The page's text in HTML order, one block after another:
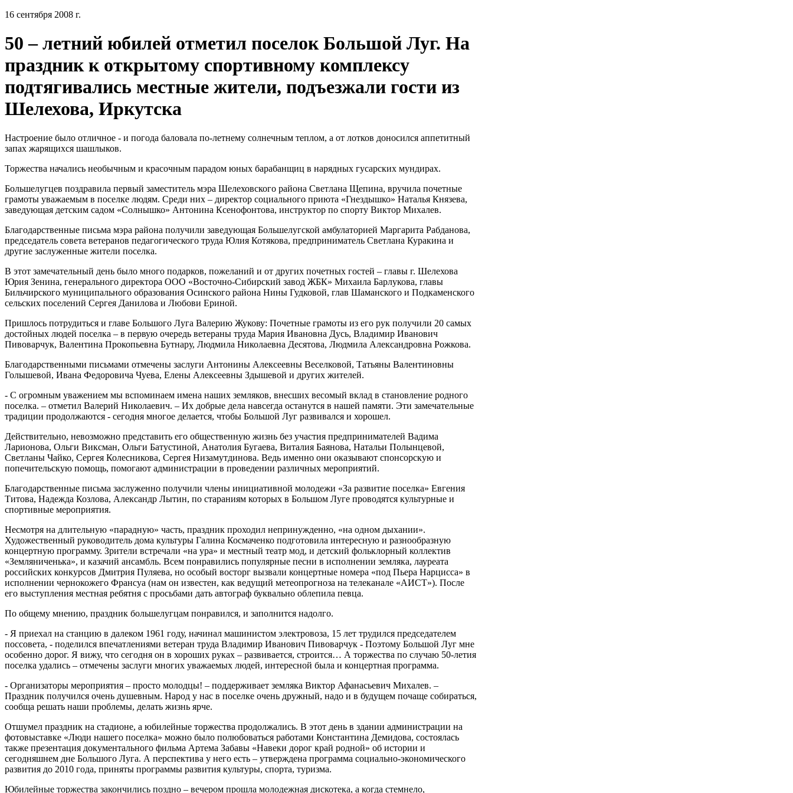
16 сентября 2008 г.
50 – летний юбилей отметил поселок Большой Луг. На
праздник к открытому спортивному комплексу
подтягивались местные жители, подъезжали гости из
Шелехова, Иркутска
Настроение было отличное - и погода баловала по-летнему солнечным теплом, а от лотков доносился аппетитный
запах жарящихся шашлыков.
Торжества начались необычным и красочным парадом юных барабанщиц в нарядных гусарских мундирах.
Большелугцев поздравила первый заместитель мэра Шелеховского района Светлана Щепина, вручила почетные
грамоты уважаемым в поселке людям. Среди них – директор социального приюта «Гнездышко» Наталья Князева,
заведующая детским садом «Солнышко» Антонина Ксенофонтова, инструктор по спорту Виктор Михалев.
Благодарственные письма мэра района получили заведующая Большелугской амбулаторией Маргарита Рабданова,
председатель совета ветеранов педагогического труда Юлия Котякова, предприниматель Светлана Куракина и
другие заслуженные жители поселка.
В этот замечательный день было много подарков, пожеланий и от других почетных гостей – главы г. Шелехова
Юрия Зенина, генерального директора ООО «Восточно-Сибирский завод ЖБК» Михаила Барлукова, главы
Бильчирского муниципального образования Осинского района Нины Гудковой, глав Шаманского и Подкаменского
сельских поселений Сергея Данилова и Любови Ериной.
Пришлось потрудиться и главе Большого Луга Валерию Жукову: Почетные грамоты из его рук получили 20 самых
достойных людей поселка – в первую очередь ветераны труда Мария Ивановна Дусь, Владимир Иванович
Пивоварчук, Валентина Прокопьевна Бутнару, Людмила Николаевна Десятова, Людмила Александровна Рожкова.
Благодарственными письмами отмечены заслуги Антонины Алексеевны Веселковой, Татьяны Валентиновны
Голышевой, Ивана Федоровича Чуева, Елены Алексеевны Здышевой и других жителей.
- С огромным уважением мы вспоминаем имена наших земляков, внесших весомый вклад в становление родного
поселка. – отметил Валерий Николаевич. – Их добрые дела навсегда останутся в нашей памяти. Эти замечательные
традиции продолжаются - сегодня многое делается, чтобы Большой Луг развивался и хорошел.
Действительно, невозможно представить его общественную жизнь без участия предпринимателей Вадима
Ларионова, Ольги Виксман, Ольги Батустиной, Анатолия Бугаева, Виталия Баянова, Натальи Полынцевой,
Светланы Чайко, Сергея Колесникова, Сергея Низамутдинова. Ведь именно они оказывают спонсорскую и
попечительскую помощь, помогают администрации в проведении различных мероприятий.
Благодарственные письма заслуженно получили члены инициативной молодежи «За развитие поселка» Евгения
Титова, Надежда Козлова, Александр Лытин, по стараниям которых в Большом Луге проводятся культурные и
спортивные мероприятия.
Несмотря на длительную «парадную» часть, праздник проходил непринужденно, «на одном дыхании».
Художественный руководитель дома культуры Галина Космаченко подготовила интересную и разнообразную
концертную программу. Зрители встречали «на ура» и местный театр мод, и детский фольклорный коллектив
«Земляниченька», и казачий ансамбль. Всем понравились популярные песни в исполнении земляка, лауреата
российских конкурсов Дмитрия Пуляева, но особый восторг вызвали концертные номера «под Пьера Нарцисса» в
исполнении чернокожего Франсуа (нам он известен, как ведущий метеопрогноза на телеканале «АИСТ»). После
его выступления местная ребятня с просьбами дать автограф буквально облепила певца.
По общему мнению, праздник большелугцам понравился, и заполнится надолго.
- Я приехал на станцию в далеком 1961 году, начинал машинистом электровоза, 15 лет трудился председателем
поссовета, - поделился впечатлениями ветеран труда Владимир Иванович Пивоварчук - Поэтому Большой Луг мне
особенно дорог. Я вижу, что сегодня он в хороших руках – развивается, строится… А торжества по случаю 50-летия
поселка удались – отмечены заслуги многих уважаемых людей, интересной была и концертная программа.
- Организаторы мероприятия – просто молодцы! – поддерживает земляка Виктор Афанасьевич Михалев. –
Праздник получился очень душевным. Народ у нас в поселке очень дружный, надо и в будущем почаще собираться,
сообща решать наши проблемы, делать жизнь ярче.
Отшумел праздник на стадионе, а юбилейные торжества продолжались. В этот день в здании администрации на
фотовыставке «Люди нашего поселка» можно было полюбоваться работами Константина Демидова, состоялась
также презентация документального фильма Артема Забавы «Навеки дорог край родной» об истории и
сегодняшнем дне Большого Луга. А перспектива у него есть – утверждена программа социально-экономического
развития до 2010 года, приняты программы развития культуры, спорта, туризма.
Юбилейные торжества закончились поздно – вечером прошла молодежная дискотека, а когда стемнело,